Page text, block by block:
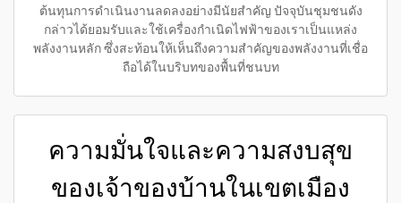
ต้นทุนการดำเนินงานลดลงอย่างมีนัยสำคัญ ปัจจุบันชุมชนดัง
กล่าวได้ยอมรับและใช้เครื่องกำเนิดไฟฟ้าของเราเป็นแหล่ง
พลังงานหลัก ซึ่งสะท้อนให้เห็นถึงความสำคัญของพลังงานที่เชื่อ
ถือได้ในบริบทของพื้นที่ชนบท
ความมั่นใจและความสงบสุข
ของเจ้าของบ้านในเขตเมือง